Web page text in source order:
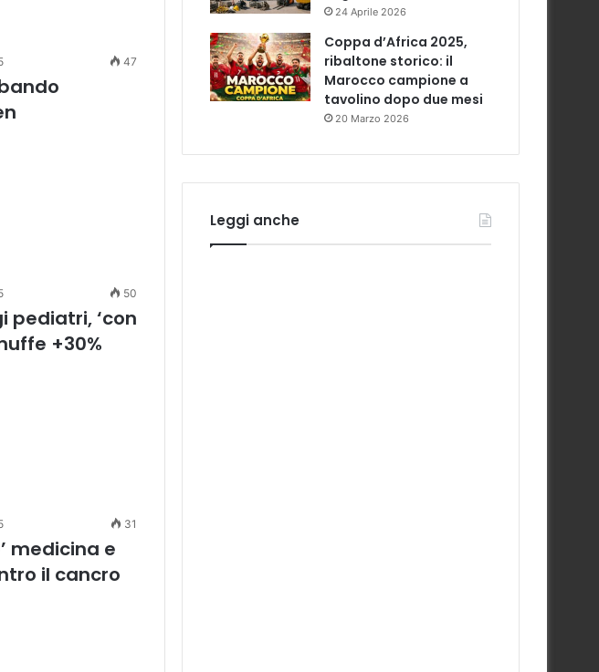
47
50
pediatri, ‘con
+30%
31
medicina e
il cancro
24 Aprile 2026
Coppa d’Africa 2025,
ribaltone storico: il
Marocco campione a
tavolino dopo due mesi
20 Marzo 2026
Leggi anche